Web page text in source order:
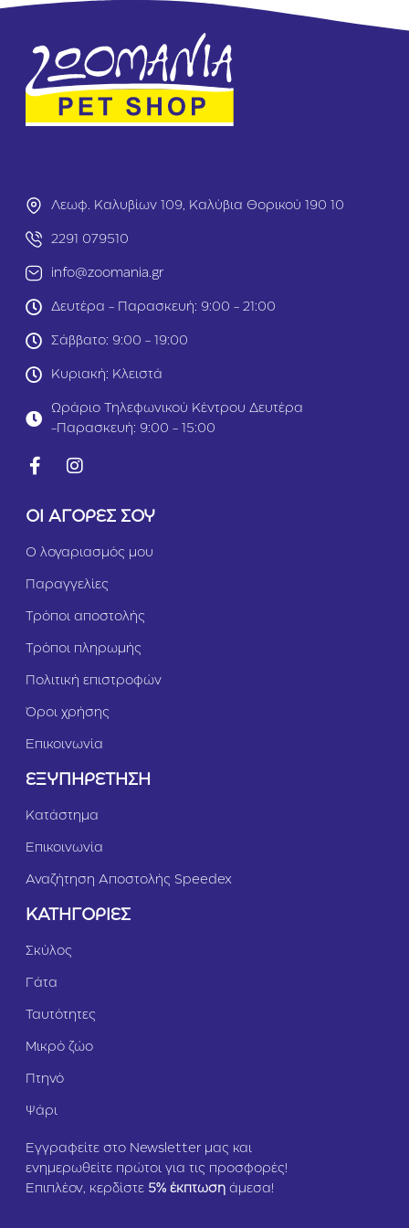
e
n
g
Λεωφ. Καλυβίων 109, Καλύβια Θορικού 190 10
2291 079510
info@zoomania.gr
Δευτέρα - Παρασκευή: 9:00 - 21:00
Σάββατο: 9:00 - 19:00
Κυριακή: Κλειστά
Ωράριο Τηλεφωνικού Κέντρου Δευτέρα
-Παρασκευή: 9:00 - 15:00
ΟΙ ΑΓΟΡΕΣ ΣΟΥ
Ο λογαριασμός μου
Παραγγελίες
Τρόποι αποστολής
Τρόποι πληρωμής
Πολιτική επιστροφών
Όροι χρήσης
Επικοινωνία
ΕΞΥΠΗΡΕΤΗΣΗ
Κατάστημα
Επικοινωνία
Αναζήτηση Αποστολής Speedex
ΚΑΤΗΓΟΡΙΕΣ
Σκύλος
Γάτα
Ταυτότητες
Μικρό ζώο
Πτηνό
Ψάρι
Εγγραφείτε στο Newsletter μας και
ενημερωθείτε πρώτοι για τις προσφορές!
Επιπλέον, κερδίστε 5% έκπτωση άμεσα!